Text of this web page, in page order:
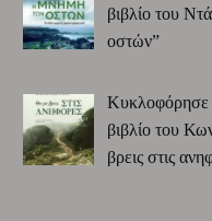
βιβλίο του
οστών”
Κυκλοφόρησε
βιβλίο του
βρεις στις